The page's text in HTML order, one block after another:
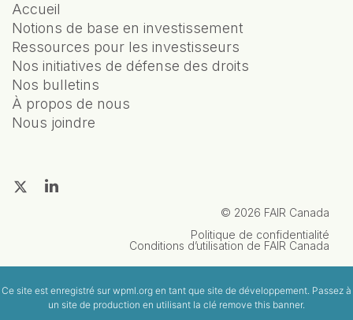
Accueil
Notions de base en investissement
Ressources pour les investisseurs
Nos initiatives de défense des droits
Nos bulletins
À propos de nous
Nous joindre
© 2026 FAIR Canada
Politique de confidentialité
Conditions d’utilisation de FAIR Canada
Ce site est enregistré sur wpml.org en tant que site de développement. Passez à
un site de production en utilisant la clé remove this banner.